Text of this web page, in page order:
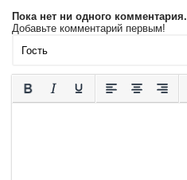
Пока нет ни одного комментария.
Добавьте комментарий первым!